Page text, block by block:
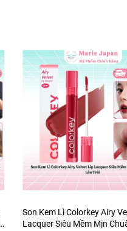
#pramy
Son Kem Lì Colorkey Airy
Lacquer Siêu Mềm Mịn